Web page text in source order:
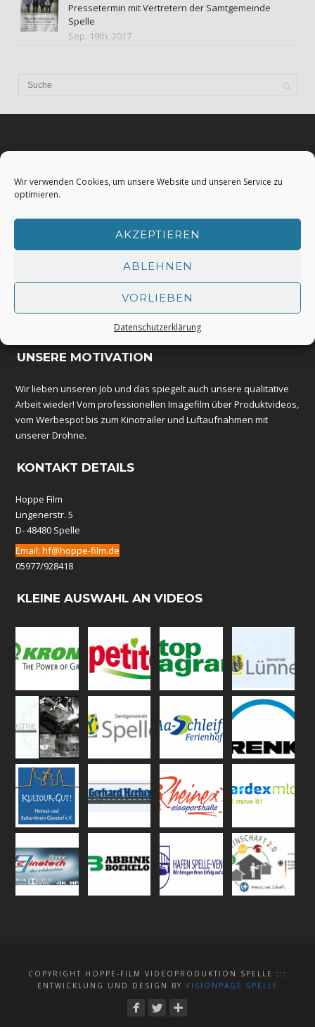
Wir verwenden Cookies, um unsere Website und unseren Service zu
optimieren.
AKZEPTIEREN
ABLEHNEN
VORLIEBEN
Datenschutzerklärung
Pressetermin mit Vertretern der Samtgemeinde
Spelle
Sep. 19th, 2017
Okt. 24th, 2017
Personen-Fahndung mit falschem Foto
Okt. 22nd, 2017
Krone BIG X im Feldeinsatz
Okt. 11th, 2017
UNSERE MOTIVATION
Wir lieben unseren Job und das spiegelt auch unsere qualitative
Arbeit wieder! Vom professionellen Imagefilm über Produktvideos,
vom Werbespot bis zum Kinotrailer und Luftaufnahmen mit
unserer Drohne.
KONTAKT DETAILS
Hoppe Film
Lingenerstr. 5
D- 48480 Spelle
Email:hf@hoppe-film.de
05977/928418
KLEINE AUSWAHL AN VIDEOS
COPYRIGHT HOPPE-FILM VIDEOPRODUKTION SPELLE :::
ENTWICKLUNG UND DESIGN BY VISIONPAGE SPELLE